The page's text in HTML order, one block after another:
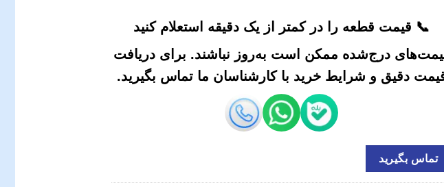
📞 قیمت قطعه را در کمتر از یک دقیقه استعلام کنید
درج‌شده ممکن است به‌روز نباشند. برای دریافت
دقیق و شرایط خرید با کارشناسان ما تماس بگیرید.
تماس بگیرید